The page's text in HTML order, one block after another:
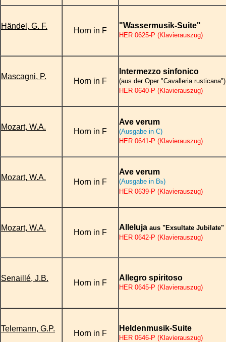
Händel, G. F.
Horn in F
"Wassermusik-Suite"
HER 0625-P (Klavierauszug)
Mascagni, P.
Horn in F
Intermezzo sinfonico
(aus der Oper "Cavalleria rusticana")
HER 0640-P (Klavierauszug)
Mozart, W.A.
Horn in F
Ave verum
(Ausgabe in C)
HER 0641-P (Klavierauszug)
Mozart, W.A.
Horn in F
Ave verum
(Ausgabe in Bb)
HER 0639-P (Klavierauszug)
Mozart, W.A.
Horn in F
Alleluja aus "Exsultate Jubilate"
HER 0642-P (Klavierauszug)
Senaillé, J.B.
Horn in F
Allegro spiritoso
HER 0645-P (Klavierauszug)
Telemann, G.P.
Horn in F
Heldenmusik-Suite
HER 0646-P (Klavierauszug)